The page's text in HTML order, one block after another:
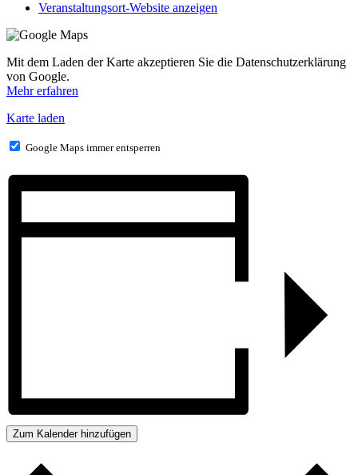
Veranstaltungsort-Website anzeigen
Mit dem Laden der Karte akzeptieren Sie die Datenschutzerklärung
von Google.
Mehr erfahren
Karte laden
Google Maps immer entsperren
Zum Kalender hinzufügen